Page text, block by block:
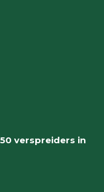
verspreiders in